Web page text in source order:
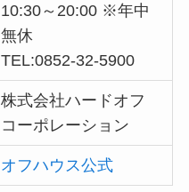
10:30～20:00 ※年中
無休
TEL:0852-32-5900
株式会社ハードオフ
コーポレーション
オフハウス公式